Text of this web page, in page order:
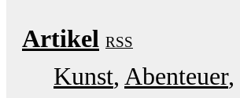
Artikel RSS
Kunst Abenteuer